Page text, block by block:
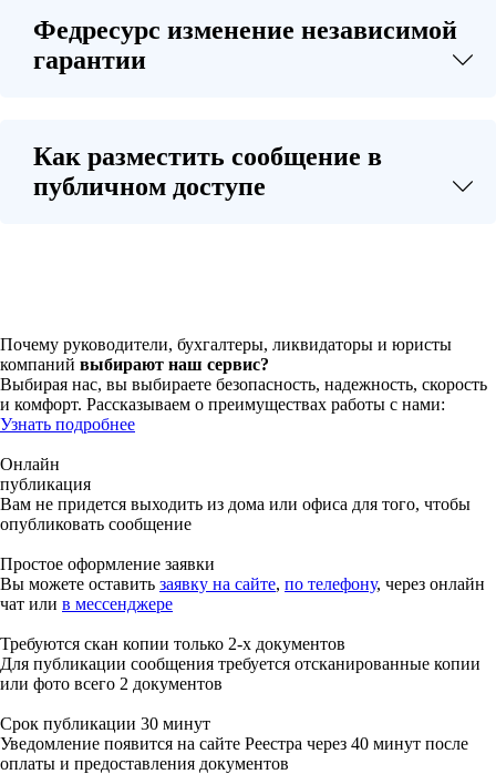
Федресурс изменение независимой
гарантии
Как разместить сообщение в
публичном доступе
Почему руководители, бухгалтеры, ликвидаторы и юристы
компаний выбирают наш сервис?
Выбирая нас, вы выбираете безопасность, надежность, скорость
и комфорт. Рассказываем о преимуществах работы с нами:
Узнать подробнее
Онлайн
публикация
Вам не придется выходить из дома или офиса для того, чтобы
опубликовать сообщение
Простое оформление заявки
Вы можете оставить заявку на сайте, по телефону, через онлайн
чат или в мессенджере
Требуются скан копии только 2-х документов
Для публикации сообщения требуется отсканированные копии
или фото всего 2 документов
Срок публикации 30 минут
Уведомление появится на сайте Реестра через 40 минут после
оплаты и предоставления документов